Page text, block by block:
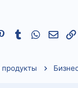
Pinterest
TumblrWhatsApp